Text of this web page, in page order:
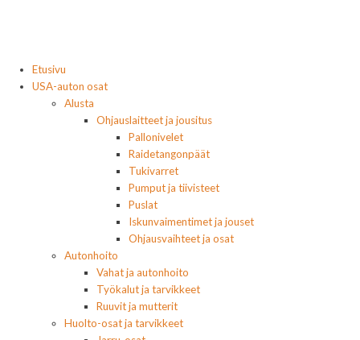
Etusivu
USA-auton osat
Alusta
Ohjauslaitteet ja jousitus
Pallonivelet
Raidetangonpäät
Tukivarret
Pumput ja tiivisteet
Puslat
Iskunvaimentimet ja jouset
Ohjausvaihteet ja osat
Autonhoito
Vahat ja autonhoito
Työkalut ja tarvikkeet
Ruuvit ja mutterit
Huolto-osat ja tarvikkeet